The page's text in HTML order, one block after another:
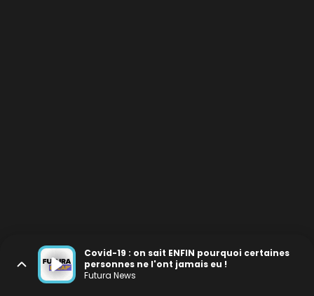
Covid-19 : on sait ENFIN pourquoi certaines
personnes ne l'ont jamais eu !
Futura News